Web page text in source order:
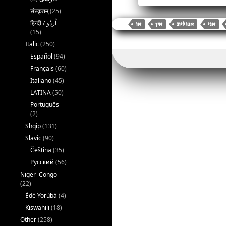
c
e
o
o
it
te l
או אין אנגלית אני
संस्कृतम्(25)
(15)
Italic(250)
Español (94)
Français(60)
Italiano(45)
LATINA(50)
Português
(2)
Shqip(131)
Slavic(90)
Čeština (35)
Русский (56)
Niger–Congo
(22)
Èdè Yorùbá (4)
Kiswahili (18)
Other(258)